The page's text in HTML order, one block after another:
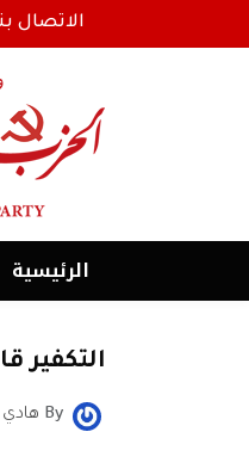
الاتصال
الرئیسية
التكفير
By هادي